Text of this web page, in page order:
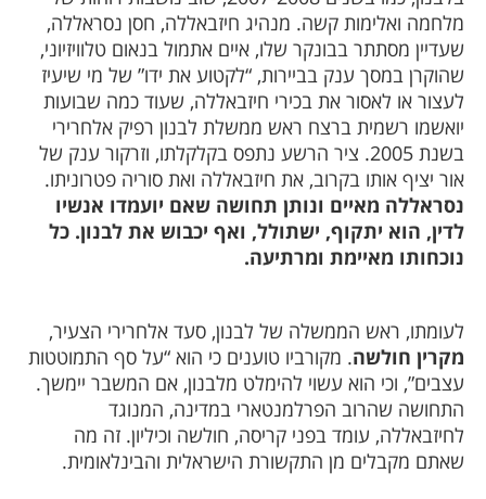
מלחמה ואלימות קשה. מנהיג חיזבאללה, חסן נסראללה,
שעדיין מסתתר בבונקר שלו, איים אתמול בנאום טלוויזיוני,
שהוקרן במסך ענק בביירות, “לקטוע את ידו” של מי שיעיז
לעצור או לאסור את בכירי חיזבאללה, שעוד כמה שבועות
יואשמו רשמית ברצח ראש ממשלת לבנון רפיק אלחרירי
בשנת 2005. ציר הרשע נתפס בקלקלתו, וזרקור ענק של
אור יציף אותו בקרוב, את חיזבאללה ואת סוריה פטרוניתו.
נסראללה מאיים ונותן תחושה שאם יועמדו אנשיו
לדין, הוא יתקוף, ישתולל, ואף יכבוש את לבנון. כל
נוכחותו מאיימת ומרתיעה.
לעומתו, ראש הממשלה של לבנון, סעד אלחרירי הצעיר,
מקרין חולשה. מקורביו טוענים כי הוא “על סף התמוטטות
עצבים”, וכי הוא עשוי להימלט מלבנון, אם המשבר יימשך.
התחושה שהרוב הפרלמנטארי במדינה, המנוגד
לחיזבאללה, עומד בפני קריסה, חולשה וכיליון. זה מה
שאתם מקבלים מן התקשורת הישראלית והבינלאומית.